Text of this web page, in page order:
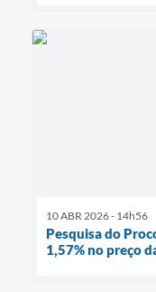
10 ABR 2026 - 14h56
Pesquisa do
1,57% no preço